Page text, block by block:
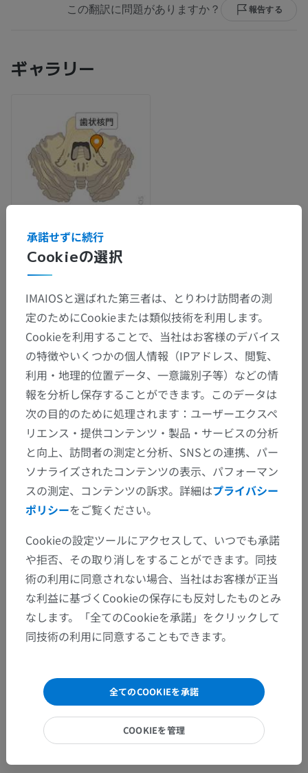
この翻訳に問題がありますか？ 報告する
ギャラリー
解剖学的階層
人体解剖学2
人体> 統合系> 神経系 > 中枢神経系 脳
>
小脳
小脳灰白質> 小脳核 > 歯状核> 歯状核門
この解剖学的部位には下位構造がありま
せん
人体解剖学1
人体神経解剖学
翻訳
修正や翻訳、内容の改善の提案がありましたらどう
ぞお知らせください。
問題を報告
Cookieの選択
承諾せずに続行
IMAIOSと選ばれた第三者は、とりわけ訪問者の測
定のためにCookieまたは類似技術を利用します。
Cookieを利用することで、当社はお客様のデバイス
の特徴やいくつかの個人情報（IPアドレス、閲覧、
利用・地理的位置データ、一意識別子等）などの情
報を分析し保存することができます。このデータは
次の目的のために処理されます：ユーザーエクスペ
リエンス・提供コンテンツ・製品・サービスの分析
と向上、訪問者の測定と分析、SNSとの連携、パー
ソナライズされたコンテンツの表示、パフォーマン
スの測定、コンテンツの訴求。詳細はプライバシー
ポリシーをご覧ください。
Cookieの設定ツールにアクセスして、いつでも承諾
や拒否、その取り消しをすることができます。同技
術の利用に同意されない場合、当社はお客様が正当
な利益に基づくCookieの保存にも反対したものとみ
なします。「全てのCookieを承諾」をクリックして
同技術の利用に同意することもできます。
全てのCOOKIEを承諾
COOKIEを管理